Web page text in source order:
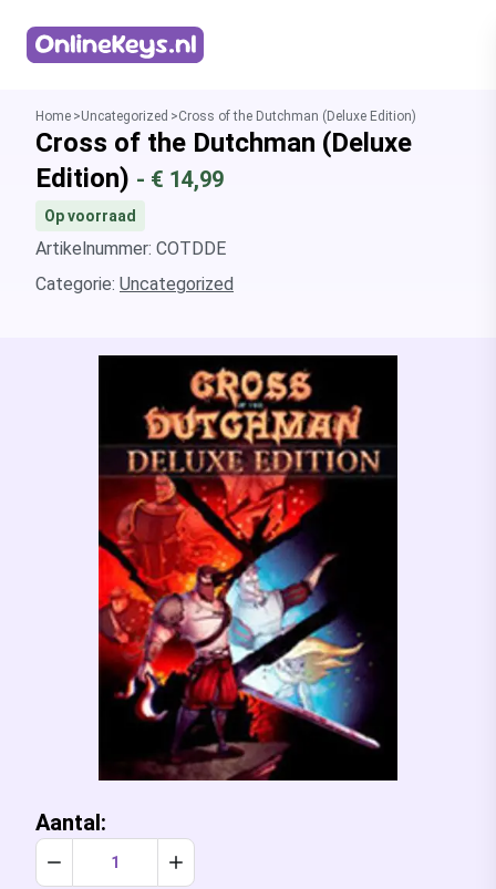
Home Uncategorized Cross of the Dutchman (Deluxe Edition)
Cross of the Dutchman (Deluxe
Edition) - € 14,99
Op voorraad
Artikelnummer: COTDDE
Categorie: Uncategorized
Aantal:
Verlaag aantal met 1Verhoog aantal met 1